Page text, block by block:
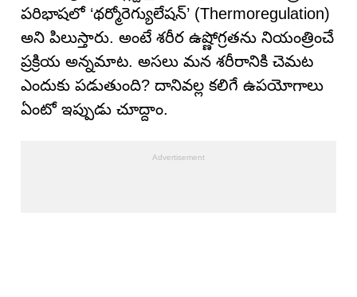
పరిభాషలో ‘థర్మోరెగ్యులేషన్’ (Thermoregulation)
అని పిలుస్తారు. అంటే శరీర ఉష్ణోగ్రతను నియంత్రించే
ప్రక్రియ అన్నమాట. అసలు మన శరీరానికి చెమట
ఎందుకు పడుతుంది? దానివల్ల కలిగే ఉపయోగాలు
ఏంటో ఇప్పుడు చూద్దాం.